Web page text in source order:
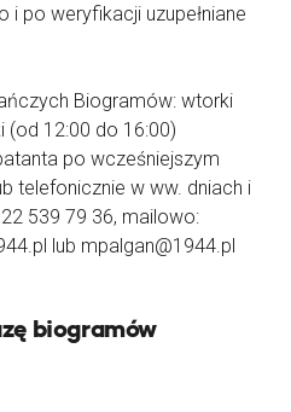
i po weryfikacji uzupełniane
Biogramów: wtorki
(od 12:00 do 16:00)
po wcześniejszym
telefonicznie w ww. dniach i
539 79 36, mailowo:
lub mpalgan@1944.pl
biogramów